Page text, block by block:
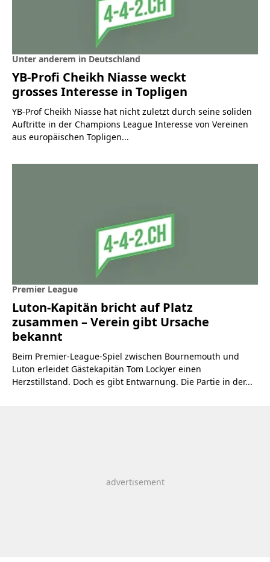
Unter anderem in Deutschland
YB-Profi Cheikh Niasse weckt
grosses Interesse in Topligen
YB-Prof Cheikh Niasse hat nicht zuletzt durch seine soliden
Auftritte in der Champions League Interesse von Vereinen
aus europäischen Topligen...
Premier League
Luton-Kapitän bricht auf Platz
zusammen – Verein gibt Ursache
bekannt
Beim Premier-League-Spiel zwischen Bournemouth und
Luton erleidet Gästekapitän Tom Lockyer einen
Herzstillstand. Doch es gibt Entwarnung. Die Partie in der...